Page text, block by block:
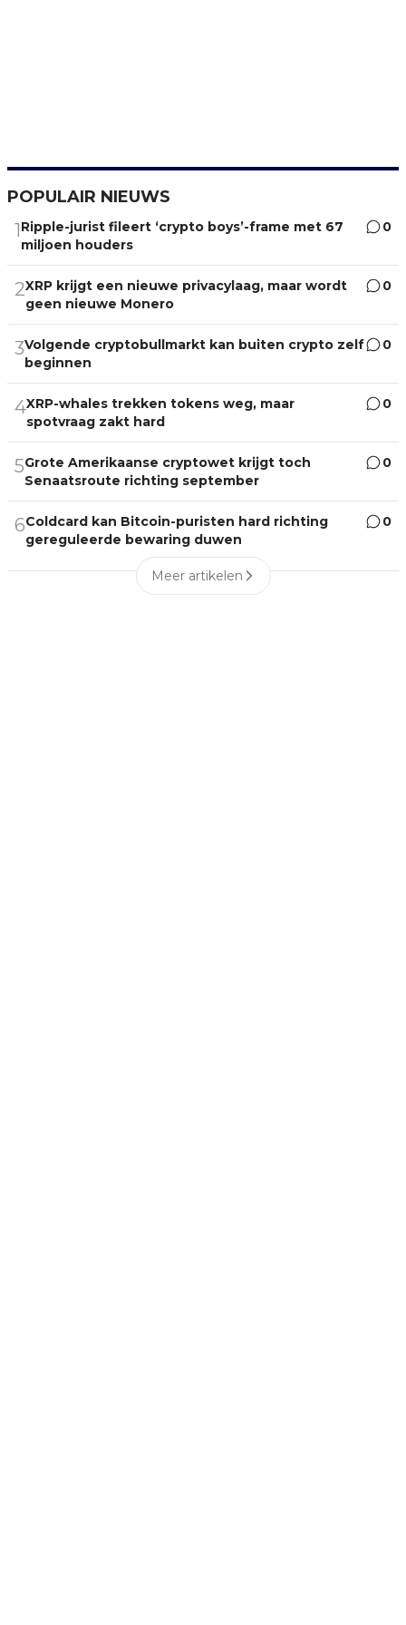
POPULAIR NIEUWS
1Ripple-jurist fileert ‘crypto boys’-frame met 67
miljoen houders
0
2XRP krijgt een nieuwe privacylaag, maar wordt
geen nieuwe Monero
0
3Volgende cryptobullmarkt kan buiten crypto zelf
beginnen
0
4XRP-whales trekken tokens weg, maar
spotvraag zakt hard
0
5Grote Amerikaanse cryptowet krijgt toch
Senaatsroute richting september
0
6Coldcard kan Bitcoin-puristen hard richting
gereguleerde bewaring duwen
0
Meer artikelen